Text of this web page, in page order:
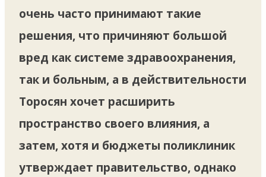
очень часто принимают такие
решения, что причиняют большой
вред как системе здравоохранения,
так и больным, а в действительности
Торосян хочет расширить
пространство своего влияния, а
затем, хотя и бюджеты поликлиник
утверждает правительство, однако